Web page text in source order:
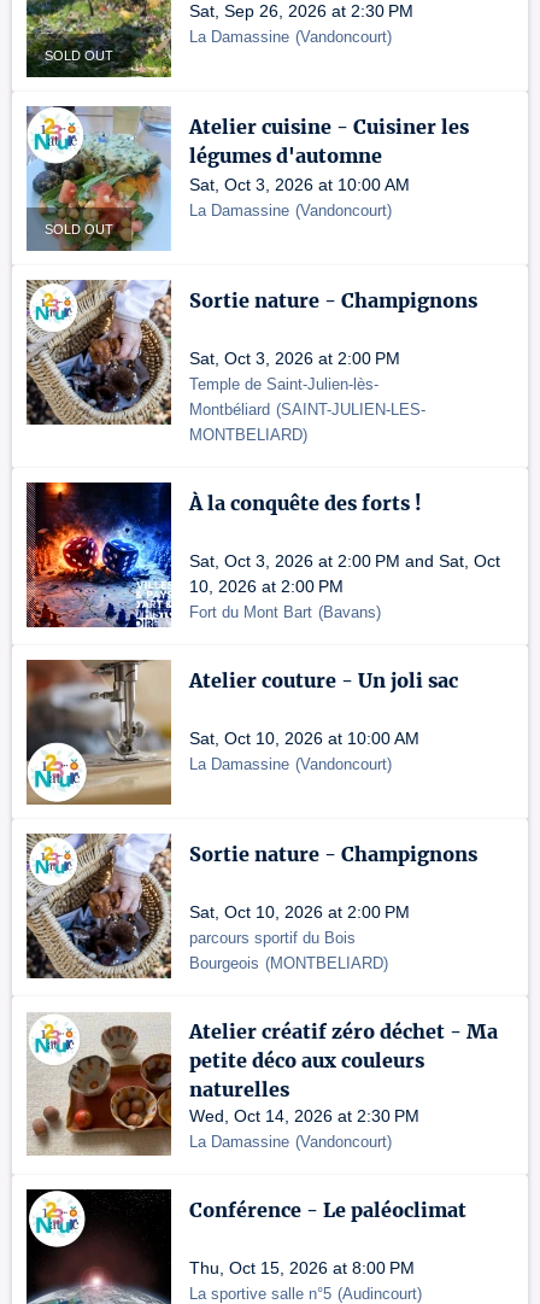
SOLD OUT
Sat, Sep 26, 2026 at 2:30 PM
La Damassine (Vandoncourt)
SOLD OUT
Atelier cuisine - Cuisiner les
légumes d'automne
Sat, Oct 3, 2026 at 10:00 AM
La Damassine (Vandoncourt)
Sortie nature - Champignons
Sat, Oct 3, 2026 at 2:00 PM
Temple de Saint-Julien-lès-
Montbéliard (SAINT-JULIEN-LES-
MONTBELIARD)
À la conquête des forts !
Sat, Oct 3, 2026 at 2:00 PM and Sat, Oct
10, 2026 at 2:00 PM
Fort du Mont Bart (Bavans)
Atelier couture - Un joli sac
Sat, Oct 10, 2026 at 10:00 AM
La Damassine (Vandoncourt)
Sortie nature - Champignons
Sat, Oct 10, 2026 at 2:00 PM
parcours sportif du Bois
Bourgeois (MONTBELIARD)
Atelier créatif zéro déchet - Ma
petite déco aux couleurs
naturelles
Wed, Oct 14, 2026 at 2:30 PM
La Damassine (Vandoncourt)
Conférence - Le paléoclimat
Thu, Oct 15, 2026 at 8:00 PM
La sportive salle n°5 (Audincourt)